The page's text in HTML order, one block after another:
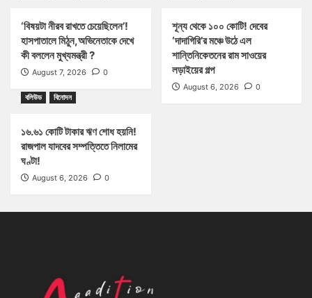
‘বিষয়টা নীরব রাখতে চেয়েছিলেন’!
হাসপাতালে মিঠুন,অভিনেতাকে দেখে
কী বললেন মুখ্যমন্ত্রী ?
August 7, 2026 0
শূন্য থেকে ১০০ কোটি! দেবের
‘দাদাগিরি’র মঞ্চে উঠে এল
শান্তিনিকেতনের রাম সাওয়ের
লড়াইয়ের গল্প
August 6, 2026
0
বলিউড
বিনোদন
১৬.৬১ কোটি টাকার ঋণ শোধ হয়নি!
রাজপাল যাদবের সম্পত্তিতে নিলামের
ঘণ্টা!
August 6, 2026 0